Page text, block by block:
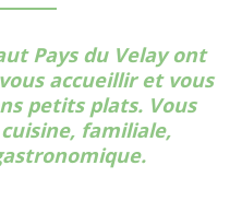
Pays du Velay ont
accueillir et vous
petits plats. Vous
familiale,